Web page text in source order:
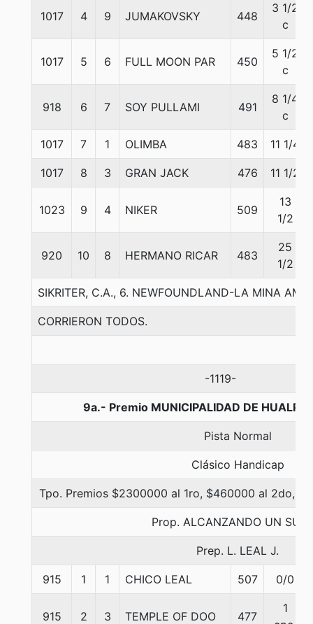
1017 4 9 JUMAKOVSKY 448
3 1/2
c
1017 5 6 FULL MOON PAR 450
5 1/2
c
918 6 7 SOY PULLAMI 491
8 1/4
c
1017 7 1 OLIMBA 483 11 1/4
1017 8 3 GRAN JACK 476 11 1/2
1023 9 4 NIKER 509
13
1/2
920 10 8 HERMANO RICAR 483
25
1/2
SIKRITER, C.A., 6. NEWFOUNDLAND-LA MINA
CORRIERON TODOS.
-1119-
9a.- Premio MUNICIPALIDAD DE
Pista Normal
Clásico Handicap
Tpo. Premios $2300000 al 1ro, $460000 al 2do,
Prop. ALCANZANDO UN
Prep. L. LEAL J.
915 1 1 CHICO LEAL 507 0/0
915 2 3 TEMPLE OF DOO 477
1